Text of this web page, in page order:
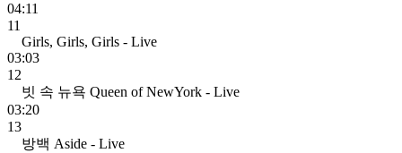
04:11
11
Girls, Girls, Girls - Live
03:03
12
빗 속 뉴욕 Queen of NewYork - Live
03:20
13
방백 Aside - Live